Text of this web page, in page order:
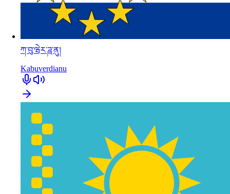
ཀ་བུ་ཝེར་ཌཱ་ནུ།
Kabuverdianu